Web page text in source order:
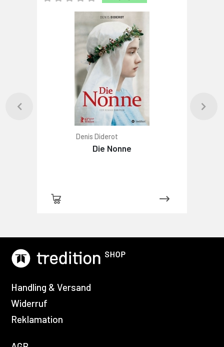
Denis Diderot
Die Nonne
Handling & Versand
Widerruf
Reklamation